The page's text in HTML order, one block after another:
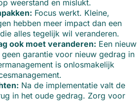
weerstand en mislukt.
Focus werkt. Kleine,
hebben meer impact dan een
alles tegelijk wil veranderen.
ook moet veranderen: Een nieuw
garantie voor nieuw gedrag in
is onlosmakelijk
Na de implementatie valt de
in het oude gedrag. Zorg voor